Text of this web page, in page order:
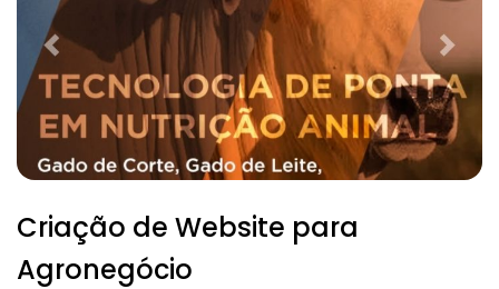
Criação de Website para
Agronegócio